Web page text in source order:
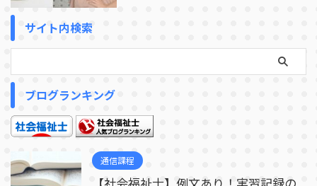
サイト内検索
ブログランキング
通信課程